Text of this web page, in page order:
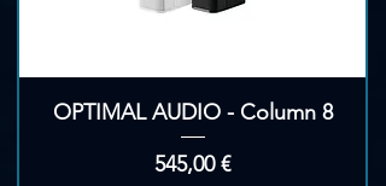
OPTIMAL AUDIO - Column 8
Prezzo
545,00 €